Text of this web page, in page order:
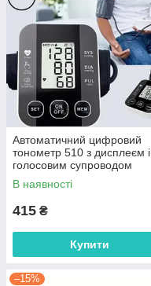
Автоматичний цифровий
тонометр 510 з дисплеєм і
голосовим супроводом
MA392
В наявності
415 ₴
Купити
–15%